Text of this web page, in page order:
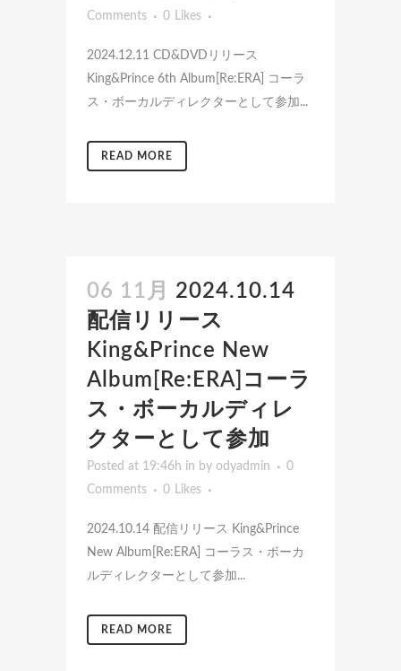
Comments
0 Likes
2024.12.11 CD&DVDリリース
King&Prince 6th Album[Re:ERA] コーラ
ス・ボーカルディレクターとして参加...
READ MORE
06 11月
2024.10.14
配信リリース
King&Prince New
Album[Re:ERA]コーラ
ス・ボーカルディレ
クターとして参加
Posted at 19:46h in by odyadmin
0
Comments
0 Likes
2024.10.14 配信リリース King&Prince
New Album[Re:ERA] コーラス・ボーカ
ルディレクターとして参加...
READ MORE